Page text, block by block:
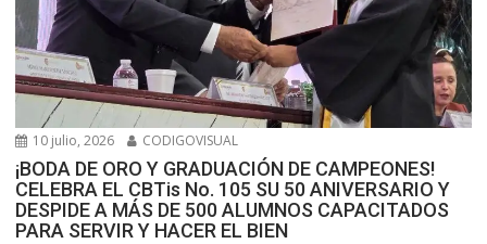
10 julio, 2026 CODIGOVISUAL
¡BODA DE ORO Y GRADUACIÓN DE CAMPEONES!
CELEBRA EL CBTis No. 105 SU 50 ANIVERSARIO Y
DESPIDE A MÁS DE 500 ALUMNOS CAPACITADOS
PARA SERVIR Y HACER EL BIEN